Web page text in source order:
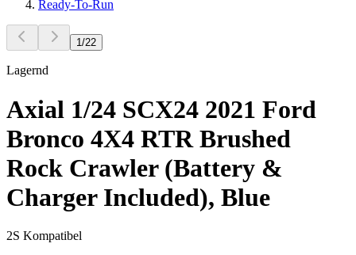
Ready-To-Run
1/22
Lagernd
Axial 1/24 SCX24 2021 Ford
Bronco 4X4 RTR Brushed
Rock Crawler (Battery &
Charger Included), Blue
2S Kompatibel